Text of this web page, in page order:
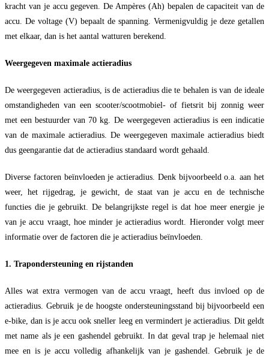
kracht van je accu gegeven. De Ampères (Ah) bepalen de capaciteit van de
accu. De voltage (V) bepaalt de spanning. Vermenigvuldig je deze getallen
met elkaar, dan is het aantal watturen berekend.
Weergegeven maximale actieradius
De weergegeven actieradius, is de actieradius die te behalen is van de ideale
omstandigheden van een scooter/scootmobiel- of fietsrit bij zonnig weer
met een bestuurder van 70 kg. De weergegeven actieradius is een indicatie
van de maximale actieradius. De weergegeven maximale actieradius biedt
dus geengarantie dat de actieradius standaard wordt gehaald.
Diverse factoren beïnvloeden je actieradius. Denk bijvoorbeeld o.a. aan het
weer, het rijgedrag, je gewicht, de staat van je accu en de technische
functies die je gebruikt. De belangrijkste regel is dat hoe meer energie je
van je accu vraagt, hoe minder je actieradius wordt. Hieronder volgt meer
informatie over de factoren die je actieradius beïnvloeden.
1. Trapondersteuning en rijstanden
Alles wat extra vermogen van de accu vraagt, heeft dus invloed op de
actieradius. Gebruik je de hoogste ondersteuningsstand bij bijvoorbeeld een
e-bike, dan is je accu ook sneller leeg en vermindert je actieradius. Dit geldt
met name als je een gashendel gebruikt. In dat geval trap je helemaal niet
mee en is je accu volledig afhankelijk van je gashendel. Gebruik je de